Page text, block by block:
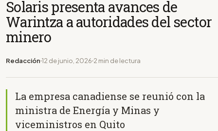
Solaris presenta avances de
Warintza a autoridades del sector
minero
Redacción 12 de junio, 2026 2 min de lectura
La empresa canadiense se reunió con la
ministra de Energía y Minas y
viceministros en Quito